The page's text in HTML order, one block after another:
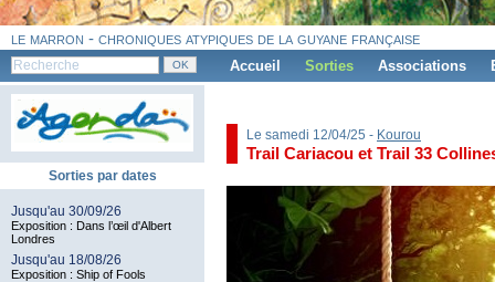
le marron - chroniques atypiques de la guyane française
Accueil Sorties Associations
Sorties par dates
Jusqu'au 30/09/26
Exposition : Dans l’œil d'Albert
Londres
Jusqu'au 18/08/26
Exposition : Ship of Fools
Le samedi 12/04/25 - Kourou
Trail Cariacou et Trail 33